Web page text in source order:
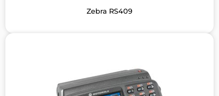
Zebra RS409